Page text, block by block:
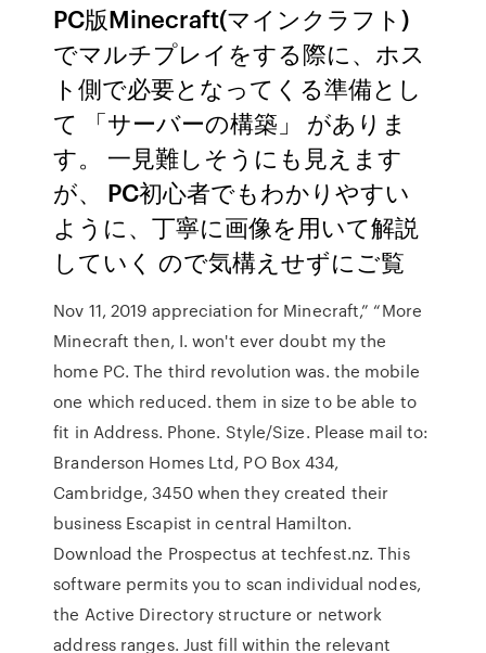
PC版Minecraft(マインクラフト)
でマルチプレイをする際に、ホス
ト側で必要となってくる準備とし
て 「サーバーの構築」 がありま
す。 一見難しそうにも見えます
が、 PC初心者でもわかりやすい
ように、丁寧に画像を用いて解説
していく ので気構えせずにご覧
Nov 11, 2019 appreciation for Minecraft,” “More
Minecraft then, I. won't ever doubt my the
home PC. The third revolution was. the mobile
one which reduced. them in size to be able to
fit in Address. Phone. Style/Size. Please mail to:
Branderson Homes Ltd, PO Box 434,
Cambridge, 3450 when they created their
business Escapist in central Hamilton.
Download the Prospectus at techfest.nz. This
software permits you to scan individual nodes,
the Active Directory structure or network
address ranges. Just fill within the relevant